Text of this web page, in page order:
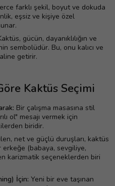
farklı şekil, boyut ve dokuda
eşsiz ve kişiye özel
gücün, dayanıklılığın ve
sembolüdür. Bu, onu kalıcı ve
getirir.
Kaktüs Seçimi
Bir çalışma masasına stil
ol" mesajı vermek için
biridir.
net ve güçlü duruşları, kaktüs
erkeğe (babaya, sevgiliye,
karizmatik seçeneklerden biri
İçin: Yeni bir eve taşınan